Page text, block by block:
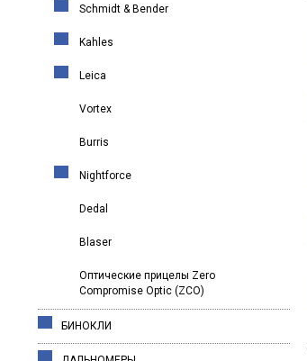
Schmidt & Bender
Kahles
Leica
Vortex
Burris
Nightforce
Dedal
Blaser
Оптические прицелы Zero
Compromise Optic (ZCO)
БИНОКЛИ